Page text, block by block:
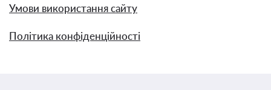
Умови використання сайту
Політика конфіденційності